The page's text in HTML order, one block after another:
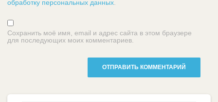
обработку персональных данных
Сохранить моё имя, email и адрес сайта в этом браузере
для последующих моих комментариев.